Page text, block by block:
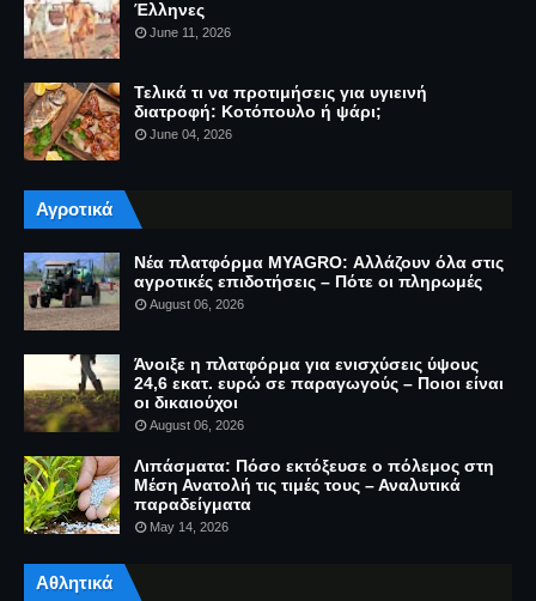
Έλληνες
June 11, 2026
Τελικά τι να προτιμήσεις για υγιεινή
διατροφή: Κοτόπουλο ή ψάρι;
June 04, 2026
Αγροτικά
Νέα πλατφόρμα MYAGRO: Αλλάζουν όλα στις
αγροτικές επιδοτήσεις – Πότε οι πληρωμές
August 06, 2026
Άνοιξε η πλατφόρμα για ενισχύσεις ύψους
24,6 εκατ. ευρώ σε παραγωγούς – Ποιοι είναι
οι δικαιούχοι
August 06, 2026
Λιπάσματα: Πόσο εκτόξευσε ο πόλεμος στη
Μέση Ανατολή τις τιμές τους – Αναλυτικά
παραδείγματα
May 14, 2026
Αθλητικά